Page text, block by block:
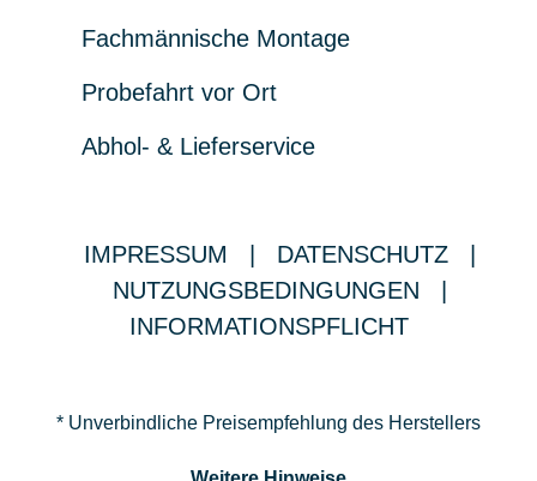
Fachmännische Montage
Probefahrt vor Ort
Abhol- & Lieferservice
IMPRESSUM DATENSCHUTZ
NUTZUNGSBEDINGUNGEN
INFORMATIONSPFLICHT
* Unverbindliche Preisempfehlung des Herstellers